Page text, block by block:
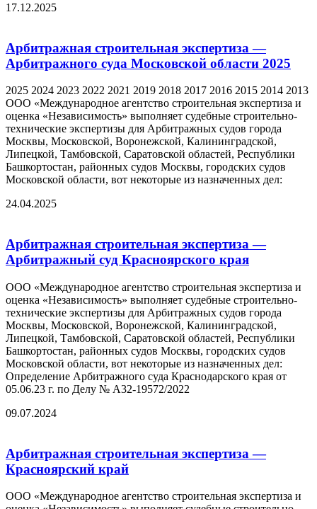
17.12.2025
Арбитражная строительная экспертиза —
Арбитражного суда Московской области 2025
2025 2024 2023 2022 2021 2019 2018 2017 2016 2015 2014 2013
ООО «Международное агентство строительная экспертиза и
оценка «Независимость» выполняет судебные строительно-
технические экспертизы для Арбитражных судов города
Москвы, Московской, Воронежской, Калининградской,
Липецкой, Тамбовской, Саратовской областей, Республики
Башкортостан, районных судов Москвы, городских судов
Московской области, вот некоторые из назначенных дел:
24.04.2025
Арбитражная строительная экспертиза —
Арбитражный суд Красноярского края
ООО «Международное агентство строительная экспертиза и
оценка «Независимость» выполняет судебные строительно-
технические экспертизы для Арбитражных судов города
Москвы, Московской, Воронежской, Калининградской,
Липецкой, Тамбовской, Саратовской областей, Республики
Башкортостан, районных судов Москвы, городских судов
Московской области, вот некоторые из назначенных дел:
Определение Арбитражного суда Краснодарского края от
05.06.23 г. по Делу № А32-19572/2022
09.07.2024
Арбитражная строительная экспертиза —
Красноярский край
ООО «Международное агентство строительная экспертиза и